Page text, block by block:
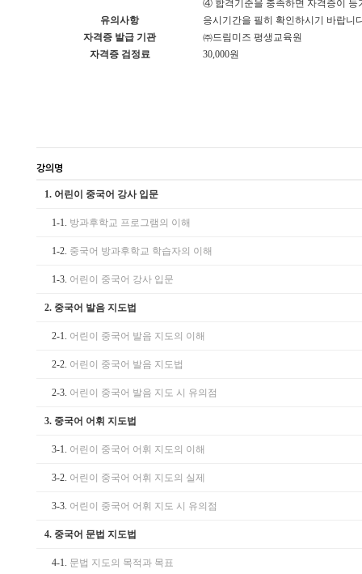
④ 합격기준을 충족하면 자격증이 등
유의사항
응시기간을 필히 확인하시기 바랍니
자격증 발급 기관
㈜드림미즈 평생교육원
자격증 검정료
30,000원
강의명
1. 어린이 중국어 강사 입문
1-1. 방과후학교 프로그램의 이해
1-2. 중국어 방과후학교 학습자의 이해
1-3. 어린이 중국어 강사 입문
2. 중국어 발음 지도법
2-1. 어린이 중국어 발음 지도의 이해
2-2. 어린이 중국어 발음 지도법
2-3. 어린이 중국어 발음 지도 시 유의점
3. 중국어 어휘 지도법
3-1. 어린이 중국어 어휘 지도의 이해
3-2. 어린이 중국어 어휘 지도의 실제
3-3. 어린이 중국어 어휘 지도 시 유의점
4. 중국어 문법 지도법
4-1. 문법 지도의 목적과 목표